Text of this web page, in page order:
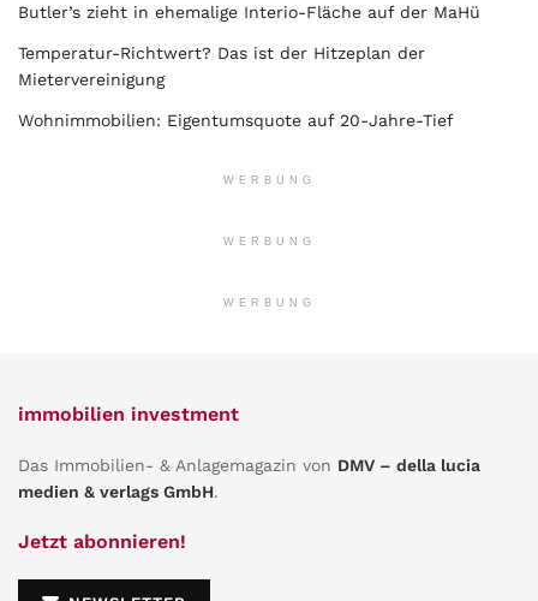
Butler’s zieht in ehemalige Interio-Fläche auf der MaHü
Temperatur-Richtwert? Das ist der Hitzeplan der
Mietervereinigung
Wohnimmobilien: Eigentumsquote auf 20-Jahre-Tief
WERBUNG
WERBUNG
WERBUNG
immobilien investment
Das Immobilien- & Anlagemagazin von DMV – della lucia
medien & verlags GmbH.
Jetzt abonnieren!